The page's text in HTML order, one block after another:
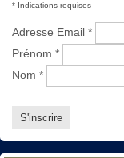
* Indications requises
Adresse Email *
Prénom *
Nom *